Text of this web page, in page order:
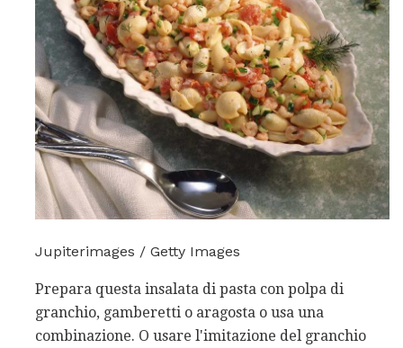
Jupiterimages / Getty Images
Prepara questa insalata di pasta con polpa di
granchio, gamberetti o aragosta o usa una
combinazione. O usare l'imitazione del granchio